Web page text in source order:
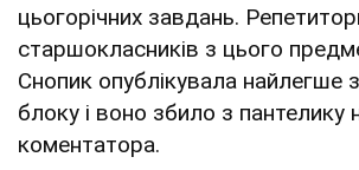
цьогорічних завдань.
старшокласників з цього
Снопик опублікувала найлегше
блоку і воно збило з пантелику
коментатора.